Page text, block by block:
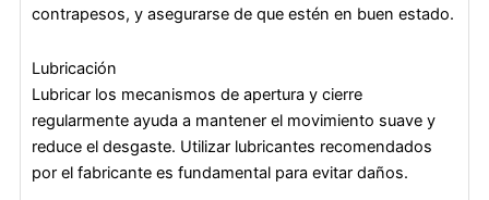
contrapesos, y asegurarse de que estén en buen estado.
Lubricación
Lubricar los mecanismos de apertura y cierre
regularmente ayuda a mantener el movimiento suave y
reduce el desgaste. Utilizar lubricantes recomendados
por el fabricante es fundamental para evitar daños.